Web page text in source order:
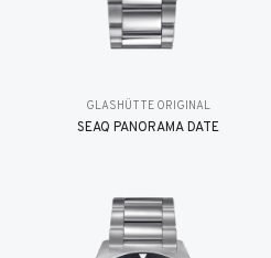
GLASHÜTTE ORIGINAL
SEAQ PANORAMA DATE